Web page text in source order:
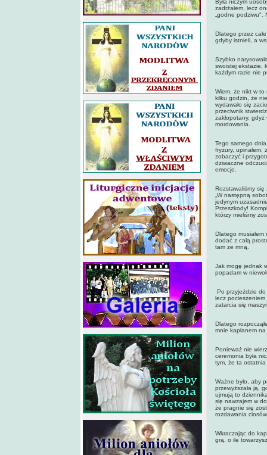
Była niczym
zadrżałem, lecz
„godne podziwu".
Dlatego przez
gdyby istnieli, a
Szybko
swoistej ekstazie,
każdym razie nie
Wiem, że nikt w to
kilku godzin, że
wydawało się
przeciwnik
zakłopotany,
mordowania.
Tego samego dnia
fryzury, upinałem,
zobaczyć i
dziwaczne
emocje.
Rozstawaliśmy
„W następną
jedynym
Przeszkody!
którzy mieliśmy
Dlatego musiałem
dodać z całą
tam ze mną.
Jak mogę jednak
popadam w
Po przyjeździe do
lecz pocieszeniem
zatarcia się
Dlatego
mnie kapłanem
Ponieważ nie
ceremonia była
tym, że ta
Ważne było, aby
przewyższała ją,
ujmują to
się nawzajem w
że pragnie się
rozdawania
Wkraczając do
grą, o ile